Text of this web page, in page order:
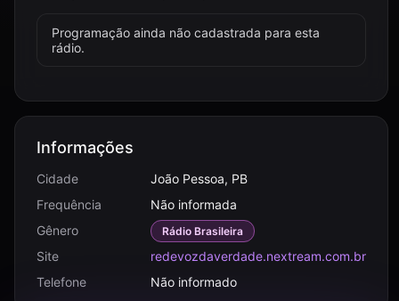
Programação ainda não cadastrada para esta
rádio.
Informações
Cidade
João Pessoa, PB
Frequência
Não informada
Gênero
Rádio Brasileira
Site
redevozdaverdade.nextream.com.br
Telefone
Não informado